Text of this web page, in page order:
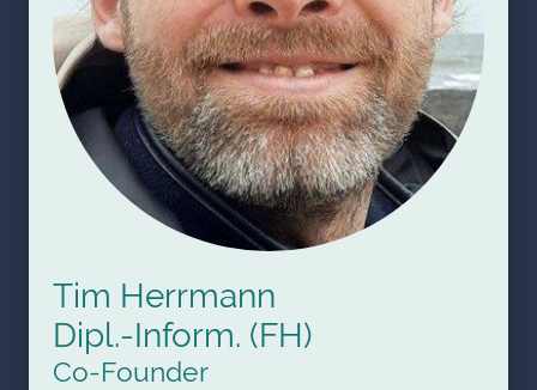
Tim Herrmann
Dipl.-Inform. (FH)
Co-Founder